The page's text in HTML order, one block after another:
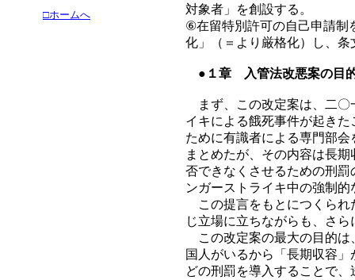
□ホームへ
対象者」を創設する。
⑥在留特別許可の自己申請制
化」（＝より厳格化）し、条
●１章 入管法改悪案の目
まず、この改定案は、二〇
イキによる餓死事件が起き
ために有識者による専門部
まとめたが、その内容は長
否できなくさせるための刑
ンガーストライキ中の強制
この提言をもとにつくられ
じ立場に立ちながらも、さ
この改定案の最大の目的は
国人がいるから「長期収容
どの刑罰を導入することで